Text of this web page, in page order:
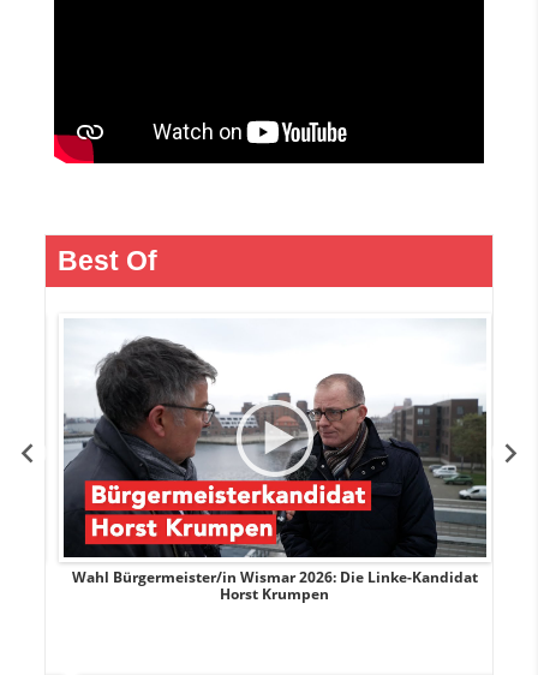
Best Of
Wahl Bürgermeister/in Wismar 2026: Die Linke-Kandidat
Horst Krumpen